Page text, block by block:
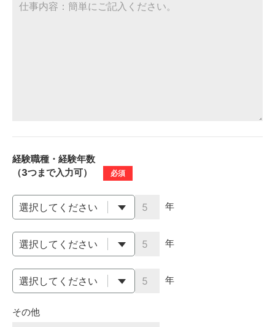
経験職種・経験年数
（3つまで入力可）
必須
年
年
年
その他